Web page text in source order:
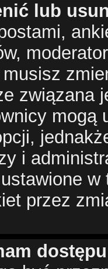
lub
związana
i
przez